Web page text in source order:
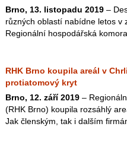
Brno, 13. listopadu 2019 –
různých oblastí nabídne letos v
Regionální hospodářská
RHK Brno koupila areál v
protiatomový kryt
Brno, 12. září 2019 –
(RHK Brno) koupila rozsáhlý
Jak členským, tak i dalším